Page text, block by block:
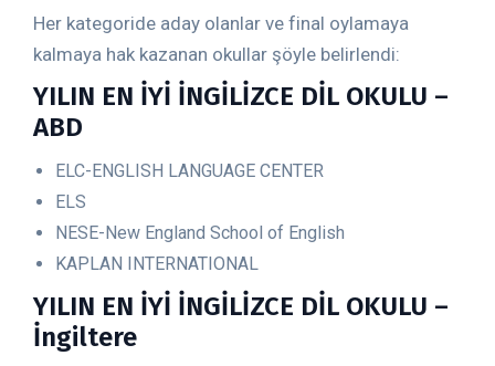
Her kategoride aday olanlar ve final oylamaya
kalmaya hak kazanan okullar şöyle belirlendi:
YILIN EN İYİ İNGİLİZCE DİL OKULU –
ABD
ELC-ENGLISH LANGUAGE CENTER
ELS
NESE-New England School of English
KAPLAN INTERNATIONAL
YILIN EN İYİ İNGİLİZCE DİL OKULU –
İngiltere